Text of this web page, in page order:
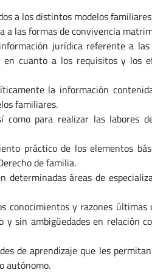
a los distintos modelos
a las formas de convivencia
jurídica referente a
cuanto a los requisitos y los
la información
familiares.
como para realizar las labores
práctico de los elementos
de familia.
áreas de
conocimientos y razones
y sin ambigüedades en relación
de aprendizaje que les
autónomo.